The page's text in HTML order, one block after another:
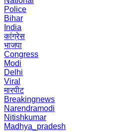
Police
Bihar
India
कांग्रेस
भाजपा
Congress
Modi
Delhi
Viral
मारपीट
Breakingnews
Narendramodi
Nitishkumar
Madhya_pradesh